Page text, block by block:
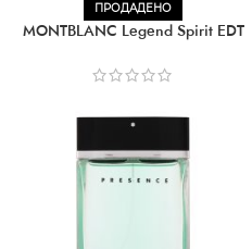
ПРОДАДЕНО
MONTBLANC Legend Spirit EDT